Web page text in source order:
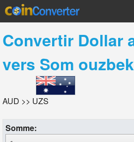
Convertir Dollar
vers Som ouzbek
AUD >> UZS
Somme: